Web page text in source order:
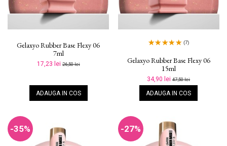
Gelaxyo Rubber Base Flexy 06
7ml
17,23 lei26,50 lei
ADAUGA IN COS
(7)
Gelaxyo Rubber Base Flexy 06
15ml
34,90 lei47,50 lei
ADAUGA IN COS
-35% -27%